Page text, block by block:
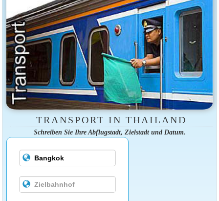
TRANSPORT IN THAILAND
Schreiben Sie Ihre Abflugstadt, Zielstadt und Datum.